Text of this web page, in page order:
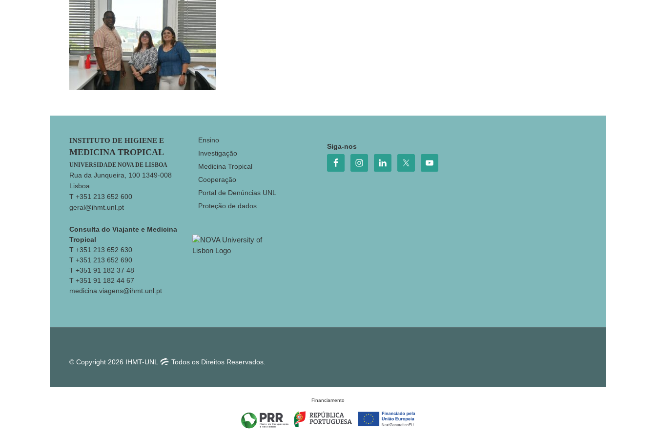
Footer
INSTITUTO DE HIGIENE E
MEDICINA TROPICAL
UNIVERSIDADE NOVA DE LISBOA
Rua da Junqueira, 100 1349-008
Lisboa
T +351 213 652 600
geral@ihmt.unl.pt
Consulta do Viajante e Medicina
Tropical
T +351 213 652 630
T +351 213 652 690
T +351 91 182 37 48
T +351 91 182 44 67
medicina.viagens@ihmt.unl.pt
Ensino
Investigação
Medicina Tropical
Cooperação
Portal de Denúncias UNL
Proteção de dados
Siga-nos
© Copyright 2026 IHMT-UNL Todos os Direitos Reservados.
Financiamento